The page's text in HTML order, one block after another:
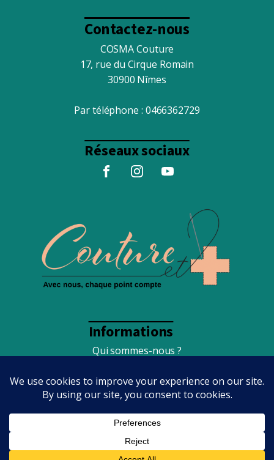
Contactez-nous
COSMA Couture
17, rue du Cirque Romain
30900 Nîmes
Par téléphone : 0466362729
Réseaux sociaux
Informations
Qui sommes-nous ?
Conditions générales de vente
Mentions légales